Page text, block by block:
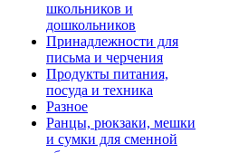
школьников и
дошкольников
Принадлежности для
письма и черчения
Продукты питания,
посуда и техника
Разное
Ранцы, рюкзаки, мешки
и сумки для сменной